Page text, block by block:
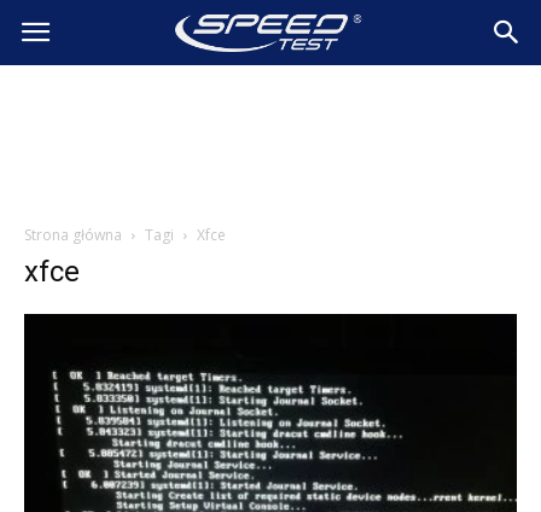
SpeedTest.pl
Strona główna Tagi Xfce
xfce